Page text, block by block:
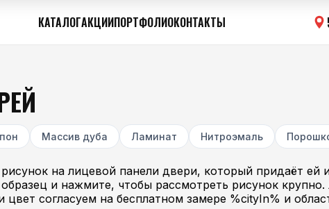
КАТАЛОГАКЦИИПОРТФОЛИОКОНТАКТЫ
Массив дуба Ламинат Нитроэмаль
на лицевой панели двери, который придаёт
и нажмите, чтобы рассмотреть рисунок
согласуем на бесплатном замере %cityIn% и